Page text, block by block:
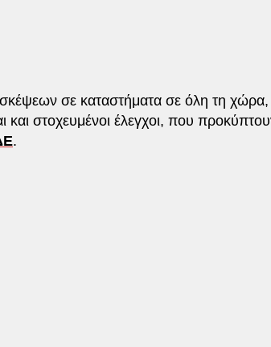
σε καταστήματα σε όλη τη χώρα,
και στοχευμένοι έλεγχοι, που
.